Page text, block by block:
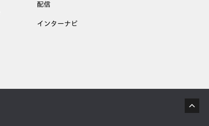
配信
インターナビ